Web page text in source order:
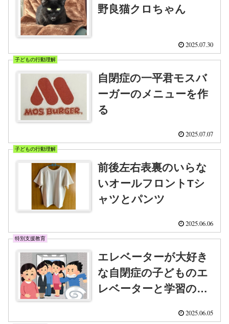
野良猫クロちゃん
2025.07.30
子どもの行動理解
自閉症の一平君モスバ
ーガーのメニューを作
る
2025.07.07
子どもの行動理解
前後左右表裏のいらな
いオールフロントTシ
ャツとパンツ
2025.06.06
特別支援教育
エレベーターが大好き
な自閉症の子どものエ
レベーターと学習の結
2025.06.05